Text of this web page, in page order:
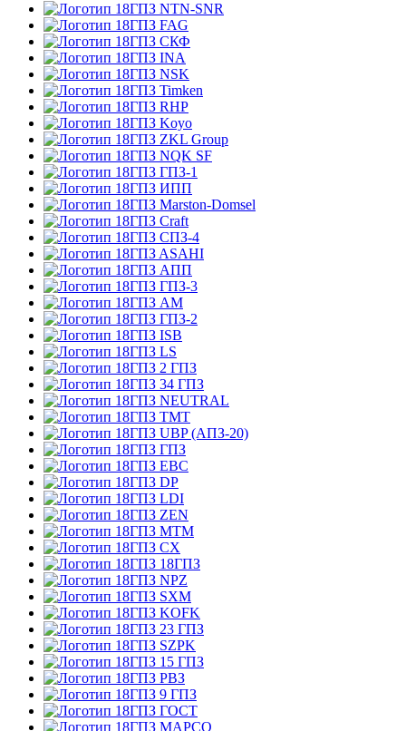
NTN-SNR
FAG
СКФ
INA
NSK
Timken
RHP
Koyo
ZKL Group
NQK SF
ГПЗ-1
ИПП
Marston-Domsel
Craft
СПЗ-4
ASAHI
АПП
ГПЗ-3
АМ
ГПЗ-2
ISB
LS
2 ГПЗ
34 ГПЗ
NEUTRAL
TMT
UBP (АПЗ-20)
ГПЗ
EBC
DP
LDI
ZEN
MTM
CX
18ГПЗ
NPZ
SXM
KOFK
23 ГПЗ
SZPK
15 ГПЗ
РВЗ
9 ГПЗ
ГОСТ
MAPCO